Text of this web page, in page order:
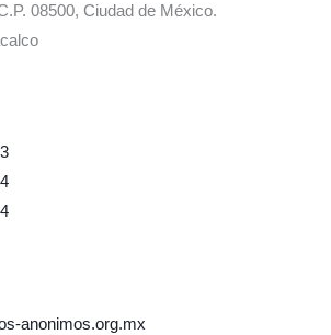
08500, Ciudad de México.
anonimos.org.mx